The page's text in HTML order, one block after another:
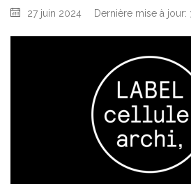
27 juin 2024 Dernière mise à jour: